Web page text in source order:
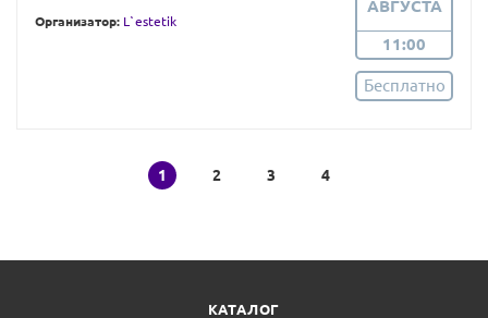
Организатор: L`estetik
АВГУСТА
11:00
Бесплатно
1 2 3 4
КАТАЛОГ